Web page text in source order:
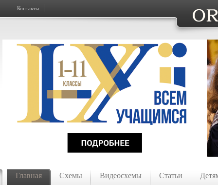
Контакты
Главная Схемы Видеосхемы Статьи